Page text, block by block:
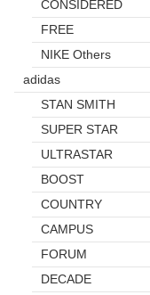
CONSIDERED
FREE
NIKE Others
adidas
STAN SMITH
SUPER STAR
ULTRASTAR
BOOST
COUNTRY
CAMPUS
FORUM
DECADE